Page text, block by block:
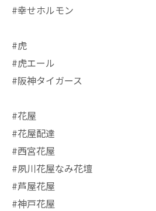
#幸せホルモン
#虎
#虎エール
#阪神タイガース
#花屋
#花屋配達
#西宮花屋
#夙川花屋なみ花壇
#芦屋花屋
#神戸花屋